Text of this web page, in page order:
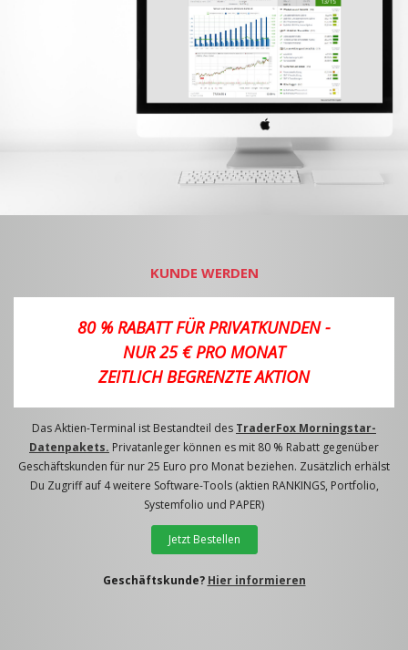
KUNDE WERDEN
80 % RABATT FÜR PRIVATKUNDEN -
NUR 25 € PRO MONAT
ZEITLICH BEGRENZTE AKTION
Das Aktien-Terminal ist Bestandteil des TraderFox Morningstar-
Datenpakets. Privatanleger können es mit 80 % Rabatt gegenüber
Geschäftskunden für nur 25 Euro pro Monat beziehen. Zusätzlich erhälst
Du Zugriff auf 4 weitere Software-Tools (aktien RANKINGS, Portfolio,
Systemfolio und PAPER)
Jetzt Bestellen
Geschäftskunde? Hier informieren